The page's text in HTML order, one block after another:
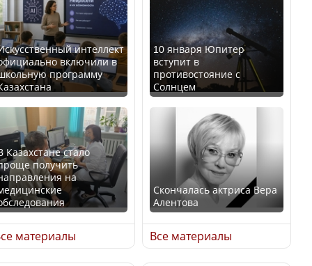
интеллект
включили в
программу
Казахстане стало
получить
на
материалы
10 января Юпитер
вступит в
противостояние с
Солнцем
Скончалась актриса Вера
Алентова
Все материалы